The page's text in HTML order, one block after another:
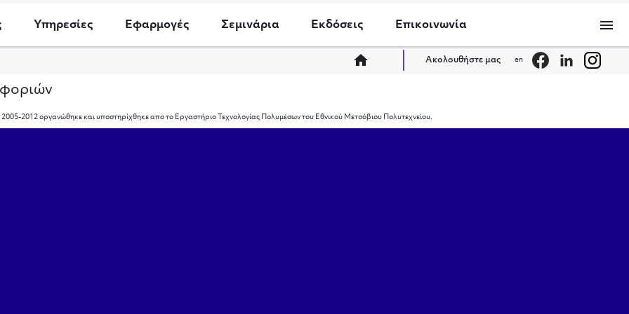
Υπηρεσίες Εφαρμογές Σεμινάρια Εκδόσεις Επικοινωνία menu
home Ακολουθήστε μας en
2012 οργανώθηκε και υποστηρίχθηκε απο το Εργαστήριο Τεχνολογίας Πολυμέσων του Εθνικού Μετσόβιου Πολυτεχνείου.